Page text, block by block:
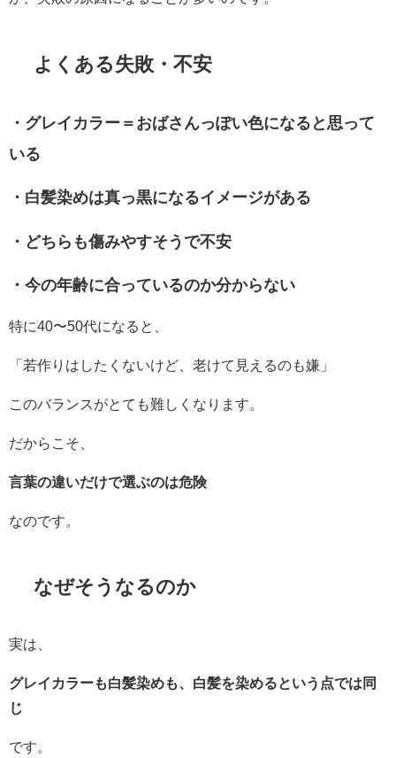
よくある失敗・不安
・グレイカラー＝おばさんっぽい色になると思って
いる
・白髪染めは真っ黒になるイメージがある
・どちらも傷みやすそうで不安
・今の年齢に合っているのか分からない
特に40〜50代になると、
「若作りはしたくないけど、老けて見えるのも嫌」
このバランスがとても難しくなります。
だからこそ、
言葉の違いだけで選ぶのは危険
なのです。
なぜそうなるのか
実は、
グレイカラーも白髪染めも、白髪を染めるという点では同
じ
です。